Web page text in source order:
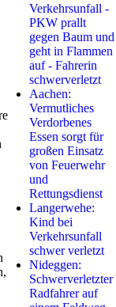
Verkehrsunfall -
PKW prallt
gegen Baum und
geht in Flammen
auf - Fahrerin
schwerverletzt
Aachen:
Vermutliches
Verdorbenes
Essen sorgt für
großen Einsatz
von Feuerwehr
und
Rettungsdienst
Langerwehe:
Kind bei
Verkehrsunfall
schwer verletzt
Nideggen:
Schwerverletzter
Radfahrer auf